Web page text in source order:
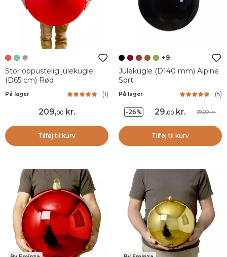
Stor oppustelig julekugle
(D65 cm) Rød
På lager (1)
209,00 kr.
Tilføj til kurv
+9
Julekugle (D140 mm) Alpine
Sort
På lager (5)
-26% 29,00 kr. 39,00 kr.
Tilføj til kurv